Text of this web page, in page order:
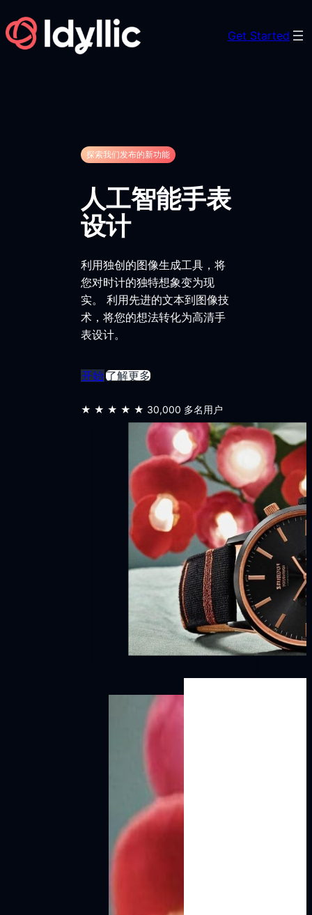
Skip
to
content
Get Started
探索我们发布的新功能
人工智能手表
设计
利用独创的图像生成工具，将
您对时计的独特想象变为现
实。 利用先进的文本到图像技
术，将您的想法转化为高清手
表设计。
开始了解更多
★★★★★ 30,000 多名用户